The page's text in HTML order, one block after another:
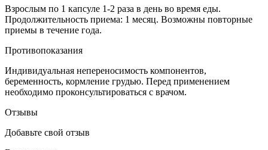
Взрослым по 1 капсуле 1-2 раза в день во время еды.
Продолжительность приема: 1 месяц. Возможны повторные
приемы в течение года.
Противопоказания
Индивидуальная непереносимость компонентов,
беременность, кормление грудью. Перед применением
необходимо проконсультироваться с врачом.
Отзывы
Добавьте свой отзыв